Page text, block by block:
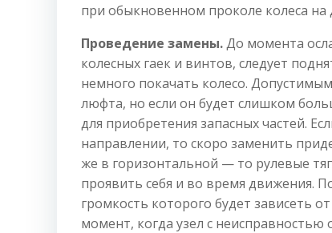
при обыкновенном проколе колеса на
Проведение замены.До момента
колесных гаек и винтов, следует
немного покачать колесо.
люфта, но если он будет слишком
для приобретения запасных частей.
направлении, то скоро заменить
же в горизонтальной — то рулевые
проявить себя и во время движения.
громкость которого будет зависеть
момент, когда узел с